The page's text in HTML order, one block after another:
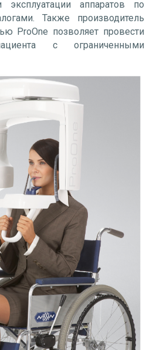
эксплуатации аппаратов по
Также производитель
ProOne позволяет провести
с ограниченными